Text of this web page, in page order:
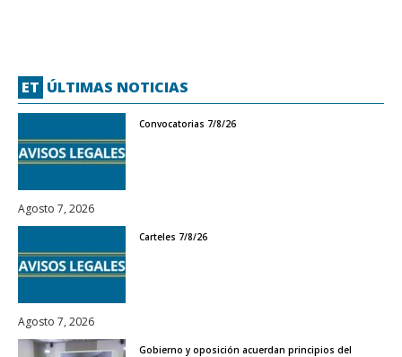
ET ÚLTIMAS NOTICIAS
Convocatorias 7/8/26
Agosto 7, 2026
Carteles 7/8/26
Agosto 7, 2026
Gobierno y oposición acuerdan principios del